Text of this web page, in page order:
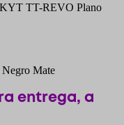
TT-REVO Plano
Mate
entrega, a